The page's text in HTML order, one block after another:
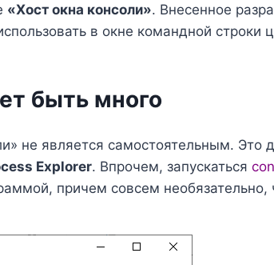
«Хост окна консоли». Внесенное
в окне командной
быть много
не является самостоятельным.
Explorer. Впрочем, запускаться
причем совсем